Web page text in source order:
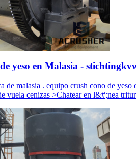
yeso en Malasia -
de malasia . equipo crush cono de
vuela cenizas >Chatear en l&#;nea